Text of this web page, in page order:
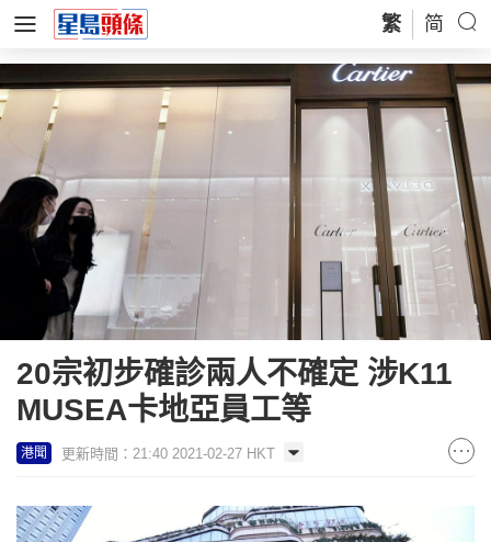
繁 简
20宗初步確診兩人不確定 涉K11
MUSEA卡地亞員工等
港聞 更新時間：21:40 2021-02-27 HKT